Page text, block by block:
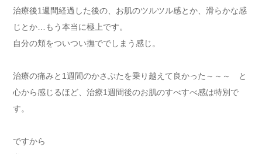
治療後1週間経過した後の、お肌のツルツル感とか、滑らかな感
じとか…もう本当に極上です。
自分の頬をついつい撫ででしまう感じ。
治療の痛みと1週間のかさぶたを乗り越えて良かった～～～ と
心から感じるほど、治療1週間後のお肌のすべすべ感は特別で
す。
ですから